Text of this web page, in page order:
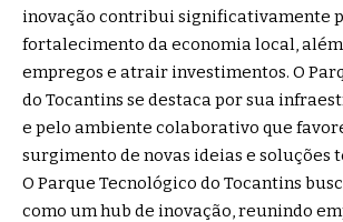
inovação contribui significativamente
fortalecimento da economia local,
empregos e atrair investimentos. O
do Tocantins se destaca por sua
e pelo ambiente colaborativo que
surgimento de novas ideias e soluções
O Parque Tecnológico do Tocantins
como um hub de inovação, reunindo